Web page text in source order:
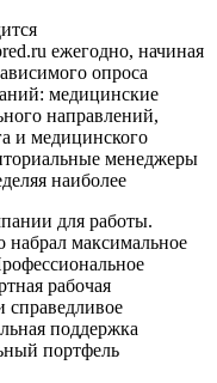
ежегодно, начиная
опроса
медицинские
направлений,
и медицинского
менеджеры
наиболее
для работы.
набрал максимальное
рабочая
справедливое
поддержка
портфель